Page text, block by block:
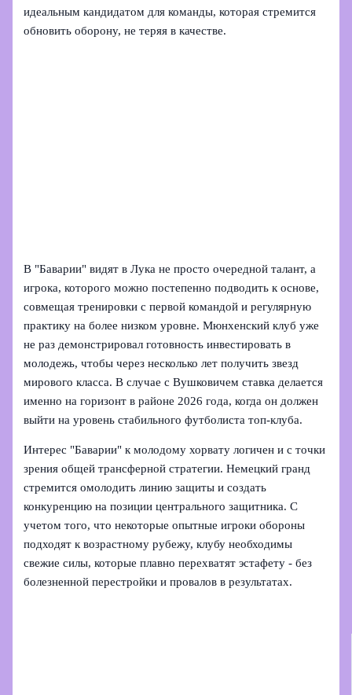
идеальным кандидатом для команды, которая стремится
обновить оборону, не теряя в качестве.
В "Баварии" видят в Лука не просто очередной талант, а
игрока, которого можно постепенно подводить к основе,
совмещая тренировки с первой командой и регулярную
практику на более низком уровне. Мюнхенский клуб уже
не раз демонстрировал готовность инвестировать в
молодежь, чтобы через несколько лет получить звезд
мирового класса. В случае с Вушковичем ставка делается
именно на горизонт в районе 2026 года, когда он должен
выйти на уровень стабильного футболиста топ‑клуба.
Интерес "Баварии" к молодому хорвату логичен и с точки
зрения общей трансферной стратегии. Немецкий гранд
стремится омолодить линию защиты и создать
конкуренцию на позиции центрального защитника. С
учетом того, что некоторые опытные игроки обороны
подходят к возрастному рубежу, клубу необходимы
свежие силы, которые плавно перехватят эстафету - без
болезненной перестройки и провалов в результатах.